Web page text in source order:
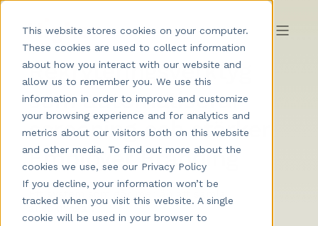
This website stores cookies on your computer.
These cookies are used to collect information
about how you interact with our website and
allow us to remember you. We use this
information in order to improve and customize
your browsing experience and for analytics and
metrics about our visitors both on this website
and other media. To find out more about the
cookies we use, see our Privacy Policy
If you decline, your information won’t be
tracked when you visit this website. A single
cookie will be used in your browser to
Rekryteringsverktyg
som automatiserar
screening och stärker
Employer Branding
Ett system som gör mer än att samla
ansökningar.